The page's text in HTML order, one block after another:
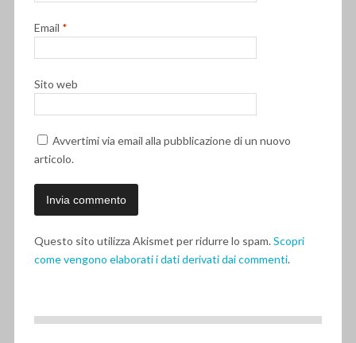
Email *
Sito web
Avvertimi via email alla pubblicazione di un nuovo
articolo.
Questo sito utilizza Akismet per ridurre lo spam.Scopri
come vengono elaborati i dati derivati dai commenti.